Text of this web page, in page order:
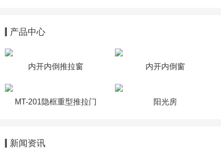
产品中心
内开内倒推拉窗 内开内倒窗
MT-201隐框重型推拉门 阳光房
新闻资讯